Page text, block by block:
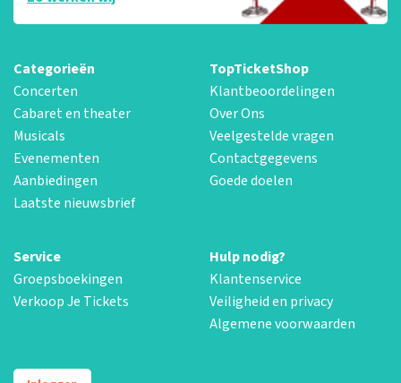
Categorieën
Concerten
Cabaret en theater
Musicals
Evenementen
Aanbiedingen
Laatste nieuwsbrief
TopTicketShop
Klantbeoordelingen
Over Ons
Veelgestelde vragen
Contactgegevens
Goede doelen
Service
Groepsboekingen
Verkoop Je Tickets
Hulp nodig?
Klantenservice
Veiligheid en privacy
Algemene voorwaarden